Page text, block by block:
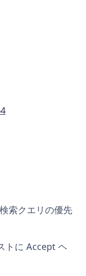
索クエリの優先
トに Accept ヘ